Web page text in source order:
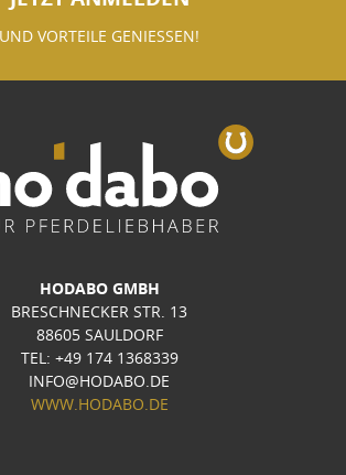
UND VORTEILE GENIESSEN!
HODABO GMBH
BRESCHNECKER STR. 13
88605 SAULDORF
TEL: +49 174 1368339
INFO@HODABO.DE
WWW.HODABO.DE